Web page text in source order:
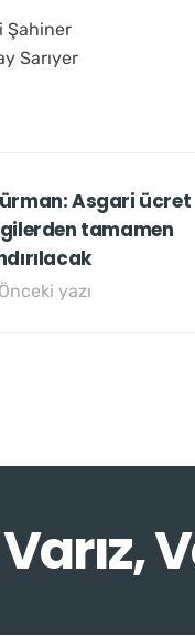
Şahiner
Sarıyer
Asgari ücret
tamamen
Önceki yazı